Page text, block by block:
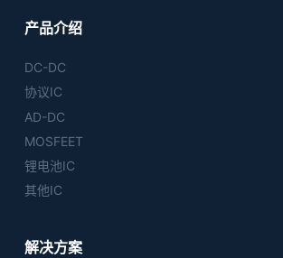
产品介绍
DC-DC
协议IC
AD-DC
MOSFEET
锂电池IC
其他IC
解决方案